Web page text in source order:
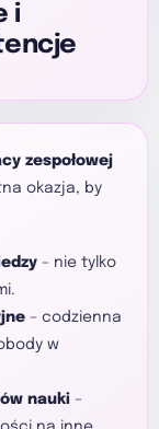
i
zespołowej
okazja, by
– nie tylko
– codzienna
w
nauki –